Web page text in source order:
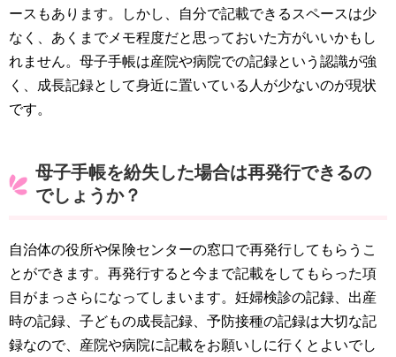
ースもあります。しかし、自分で記載できるスペースは少
なく、あくまでメモ程度だと思っておいた方がいいかもし
れません。母子手帳は産院や病院での記録という認識が強
く、成長記録として身近に置いている人が少ないのが現状
です。
母子手帳を紛失した場合は再発行できるの
でしょうか？
自治体の役所や保険センターの窓口で再発行してもらうこ
とができます。再発行すると今まで記載をしてもらった項
目がまっさらになってしまいます。妊婦検診の記録、出産
時の記録、子どもの成長記録、予防接種の記録は大切な記
録なので、産院や病院に記載をお願いしに行くとよいでし